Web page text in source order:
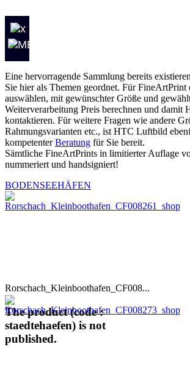
Eine hervorragende Sammlung bereits
Sie hier als Themen geordnet. Für
auswählen, mit gewünschter Größe und
Weiterverarbeitung Preis berechnen und damit
kontaktieren. Für weitere Fragen wie andere
Rahmungsvarianten etc., ist HTC Luftbild
kompetenterBeratung für Sie bereit.
Sämtliche FineArtPrints in limitierter Auflage
nummeriert und handsigniert!
BODENSEEHÄFEN
Rorschach_Kleinboothafen_CF008...
The product (code :
staedtehaefen) is not
published.